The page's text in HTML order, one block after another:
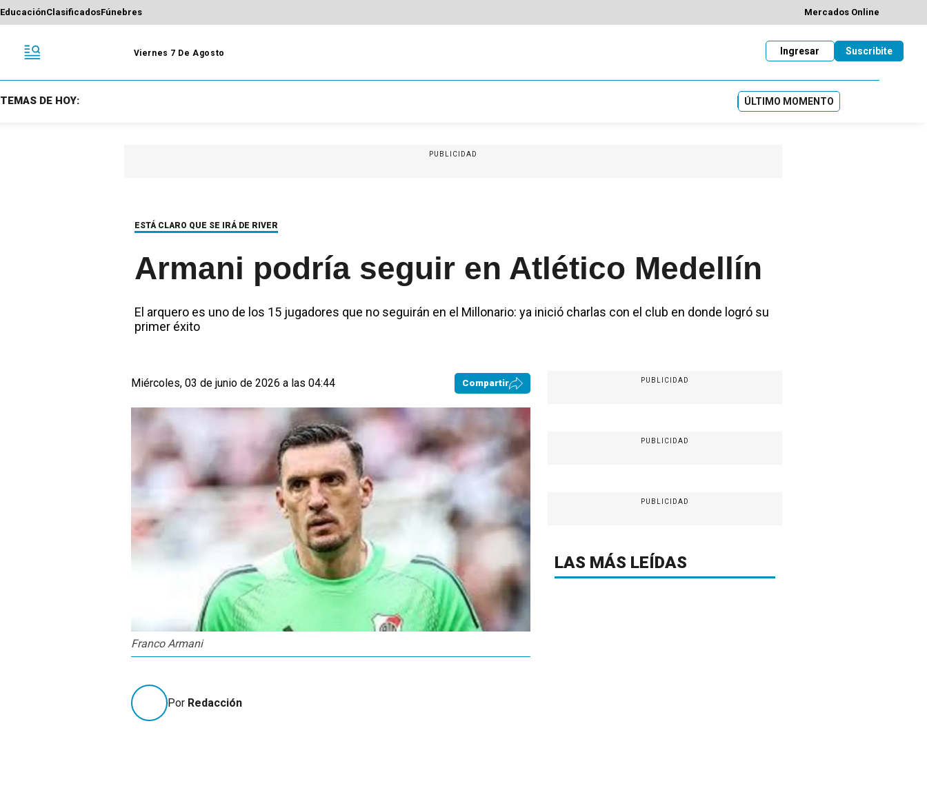
EducaciónClasificadosFúnebres Mercados Online
Viernes 7 De Agosto Suscribite
Ingresar
TEMAS DE HOY: ÚLTIMO MOMENTO
PUBLICIDAD
ESTÁ CLARO QUE SE IRÁ DE RIVER
Armani podría seguir en Atlético Medellín
El arquero es uno de los 15 jugadores que no seguirán en el Millonario: ya inició charlas con el club en donde logró su
primer éxito
Miércoles, 03 de junio de 2026 a las 04:44 Compartir
Franco Armani
Por Redacción
PUBLICIDAD
PUBLICIDAD
PUBLICIDAD
LAS MÁS LEÍDAS